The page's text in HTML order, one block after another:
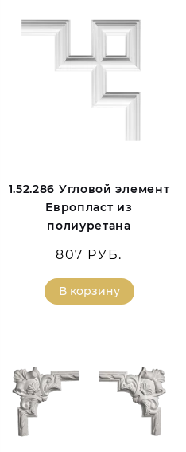
1.52.286 Угловой элемент
Европласт из
полиуретана
807 РУБ.
В корзину